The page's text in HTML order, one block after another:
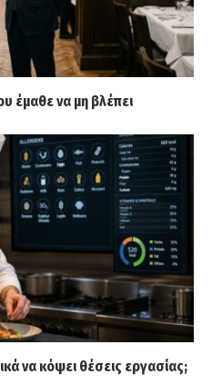
έμαθε να μη βλέπει
να κόψει θέσεις εργασίας;